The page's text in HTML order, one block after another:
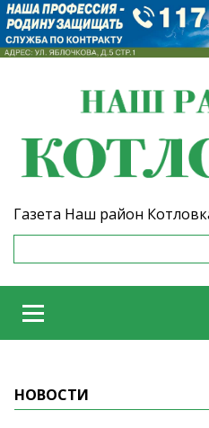
Газета Наш район
НОВОСТИ